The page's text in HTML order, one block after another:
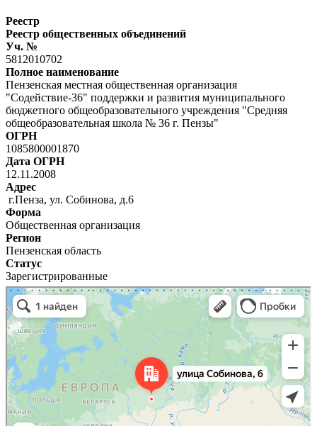
Реестр
Реестр общественных объединений
Уч. №
5812010702
Полное наименование
Пензенская местная общественная организация
"Содействие-36" поддержки и развития муниципального
бюджетного общеобразовательного учреждения "Средняя
общеобразовательная школа № 36 г. Пензы"
ОГРН
1085800001870
Дата ОГРН
12.11.2008
Адрес
г.Пенза, ул. Собинова, д.6
Форма
Общественная организация
Регион
Пензенская область
Статус
Зарегистрированные